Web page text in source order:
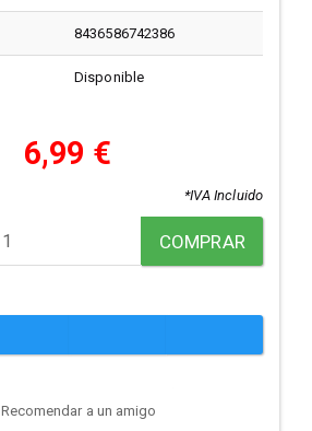
8436586742386
Disponible
6,99 €
*IVA Incluido
COMPRAR
Recomendar a un amigo